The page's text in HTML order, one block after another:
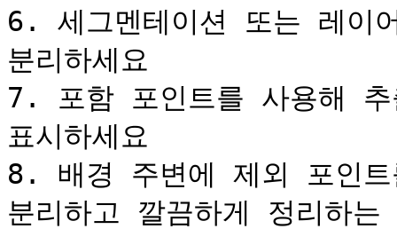
6. 세그멘테이션 또는 레이
분리하세요
7. 포함 포인트를 사용해
표시하세요
8. 배경 주변에 제외 포인
분리하고 깔끔하게 정리하